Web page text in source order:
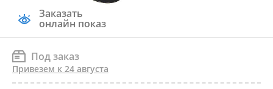
Заказать
онлайн показ
Под заказ
Привезем к 24 августа